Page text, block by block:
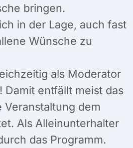
bringen.
in der Lage, auch fast
Wünsche zu
als Moderator
Damit entfällt meist das
Veranstaltung dem
Als Alleinunterhalter
das Programm.